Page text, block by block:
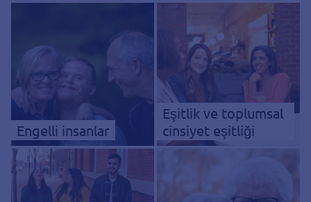
Engelli insanlar
Eşitlik ve toplumsal
cinsiyet eşitliği